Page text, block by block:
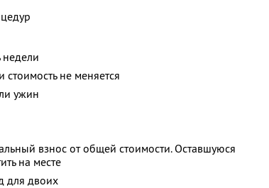
недели
не меняется
ужин
взнос от общей стоимости. Оставшуюся
на месте
для двоих